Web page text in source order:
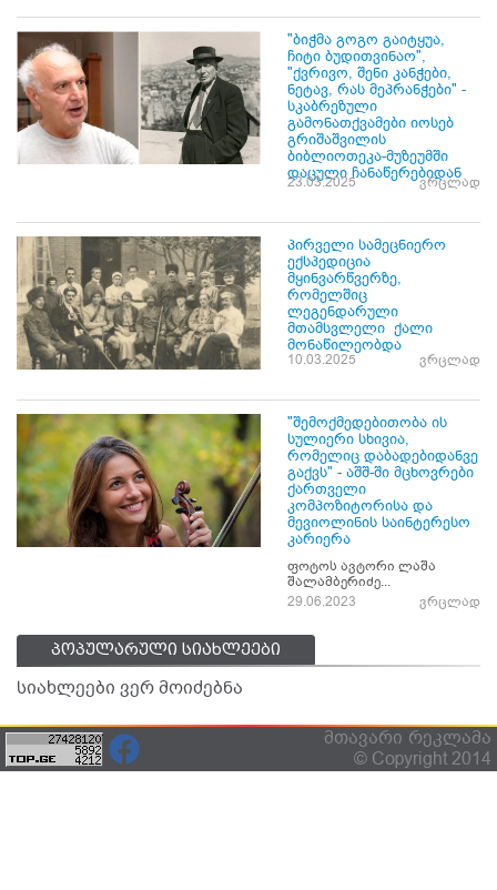
"ბიჭმა გოგო გაიტყუა,
ჩიტი ბუდითვინაო",
"ქვრივო, შენი კანჭები,
ნეტავ, რას მეპრანჭები" -
სკაბრეზული
გამონათქვამები იოსებ
გრიშაშვილის
ბიბლიოთეკა-მუზეუმში
დაცული ჩანაწერებიდან
23.03.2025 ვრცლად
პირველი სამეცნიერო
ექსპედიცია
მყინვარწვერზე,
რომელშიც
ლეგენდარული
მთამსვლელი ქალი
მონაწილეობდა
10.03.2025 ვრცლად
"შემოქმედებითობა ის
სულიერი სხივია,
რომელიც დაბადებიდანვე
გაქვს" - აშშ-ში მცხოვრები
ქართველი
კომპოზიტორისა და
მევიოლინის საინტერესო
კარიერა
ფოტოს ავტორი ლაშა
შალამბერიძე...
29.06.2023
ვრცლად
პოპულარული სიახლეები
სიახლეები ვერ მოიძებნა
მთავარი რეკლამა
© Copyright 2014